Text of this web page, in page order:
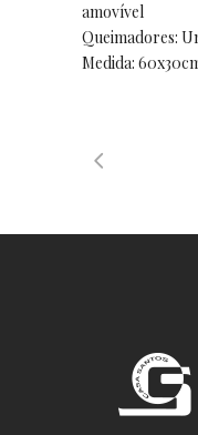
amovível
Queimadores:
Medida: